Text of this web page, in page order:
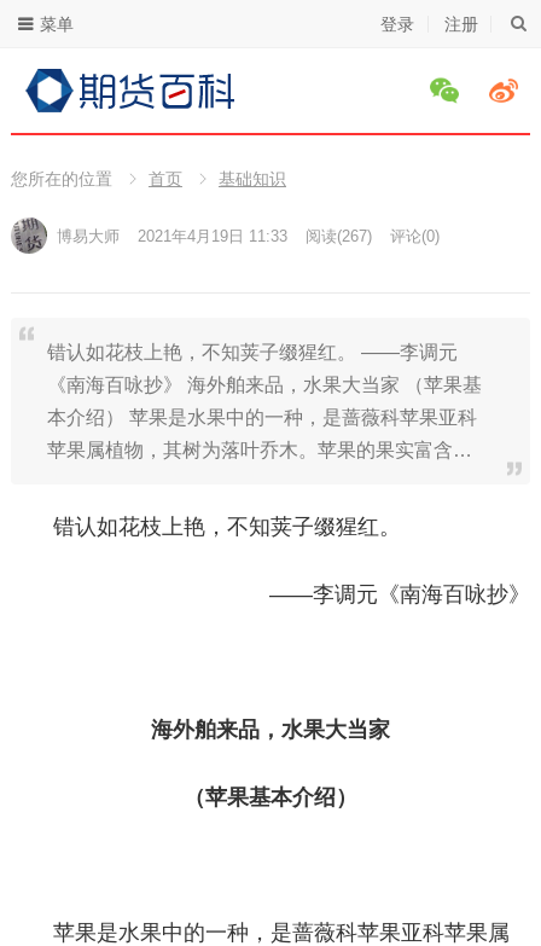
登录 注册
菜单
您所在的位置 首页 基础知识
博易大师 2021年4月19日 11:33 阅读(267) 评论(0)
错认如花枝上艳，不知荚子缀猩红。 ——李调元
《南海百咏抄》 海外舶来品，水果大当家 （苹果基
本介绍） 苹果是水果中的一种，是蔷薇科苹果亚科
苹果属植物，其树为落叶乔木。苹果的果实富含…
错认如花枝上艳，不知荚子缀猩红。
——李调元《南海百咏抄》
海外舶来品，水果大当家
（苹果基本介绍）
苹果是水果中的一种，是蔷薇科苹果亚科苹果属